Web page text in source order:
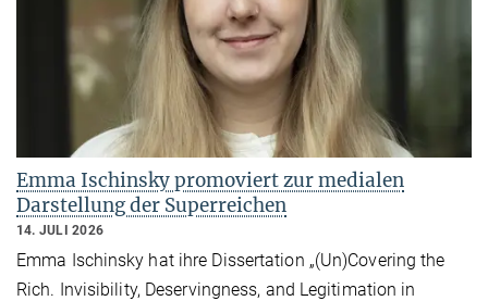
Emma Ischinsky promoviert zur medialen
Darstellung der Superreichen
14. JULI 2026
Emma Ischinsky hat ihre Dissertation „(Un)Covering the
Rich. Invisibility, Deservingness, and Legitimation in